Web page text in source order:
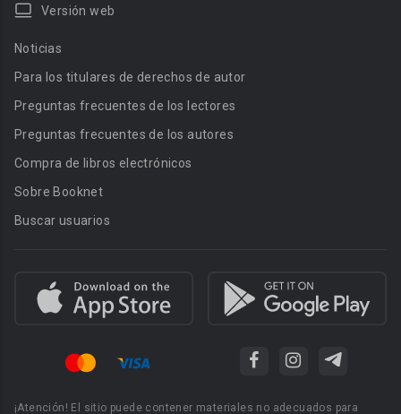
Versión web
Noticias
Para los titulares de derechos de autor
Preguntas frecuentes de los lectores
Preguntas frecuentes de los autores
Compra de libros electrónicos
Sobre Booknet
Buscar usuarios
¡Atención! El sitio puede contener materiales no adecuados para